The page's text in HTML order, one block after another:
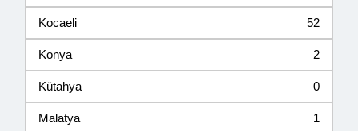
Kocaeli 52
Konya 2
Kütahya 0
Malatya 1